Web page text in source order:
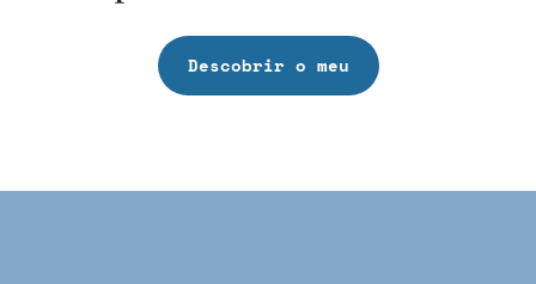
Descobrir o meu